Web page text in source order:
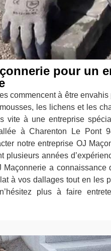
pour un
commencent à être
les lichens et les
vite à une entreprise
à Charenton Le Pont
notre entreprise OJ
plusieurs années
Maçonnerie a
à vos dallages tout en les
plus à faire